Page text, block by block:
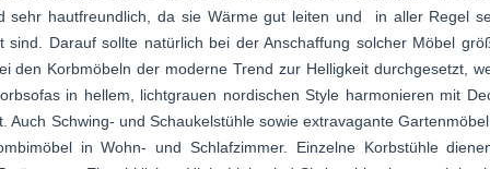
hautfreundlich, da sie Wärme gut leiten und in aller Regel
Darauf sollte natürlich bei der Anschaffung solcher Möbel
den Korbmöbeln der moderne Trend zur Helligkeit durchgesetzt,
in hellem, lichtgrauen nordischen Style harmonieren mit
Auch Schwing- und Schaukelstühle sowie extravagante
in Wohn- und Schlafzimmer. Einzelne Korbstühle